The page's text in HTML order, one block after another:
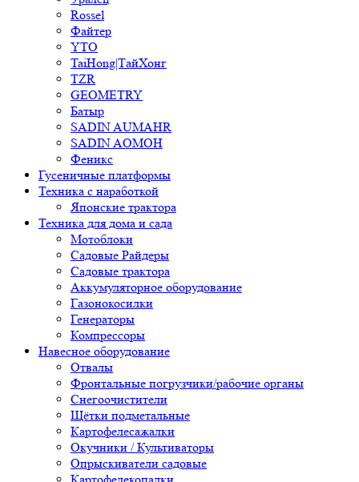
Rossel
Файтер
YTO
TaiHong|ТайХонг
TZR
GEOMETRY
Батыр
SADIN AUMAHR
SADIN AOMOH
Феникс
Гусеничные платформы
Техника с наработкой
Японские трактора
Техника для дома и сада
Мотоблоки
Садовые Райдеры
Садовые трактора
Аккумуляторное оборудование
Газонокосилки
Генераторы
Компрессоры
Навесное оборудование
Отвалы
Фронтальные погрузчики/рабочие органы
Снегоочистители
Щётки подметальные
Картофелесажалки
Окучники / Культиваторы
Опрыскиватели садовые